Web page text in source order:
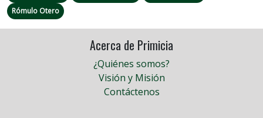
Rómulo Otero
Acerca de Primicia
¿Quiénes somos?
Visión y Misión
Contáctenos